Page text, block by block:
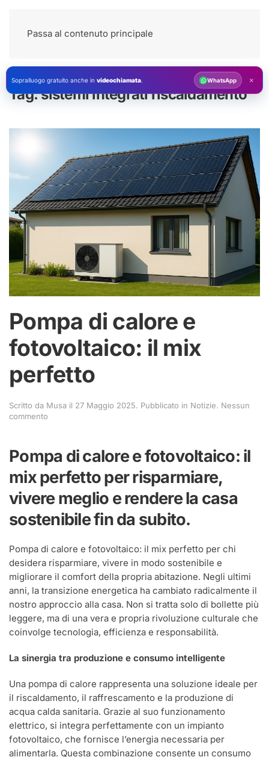
Passa al contenuto principale
Tag:sistemi integrati riscaldamento
Pompa di calore e
fotovoltaico: il mix
perfetto
Scritto da Musa il 27 Maggio 2025. Pubblicato in Notizie. Nessun
commento
e
fotovoltaico:
il
perfetto
Pompa di calore e fotovoltaico: il
mix perfetto per risparmiare,
vivere meglio e rendere la casa
sostenibile fin da subito.
Pompa di calore e fotovoltaico: il mix perfetto per chi
desidera risparmiare, vivere in modo sostenibile e
migliorare il comfort della propria abitazione. Negli ultimi
anni, la transizione energetica ha cambiato radicalmente il
nostro approccio alla casa. Non si tratta solo di bollette più
leggere, ma di una vera e propria rivoluzione culturale che
coinvolge tecnologia, efficienza e responsabilità.
La sinergia tra produzione e consumo intelligente
Una pompa di calore rappresenta una soluzione ideale per
il riscaldamento, il raffrescamento e la produzione di
acqua calda sanitaria. Grazie al suo funzionamento
elettrico, si integra perfettamente con un impianto
fotovoltaico, che fornisce l’energia necessaria per
alimentarla. Questa combinazione consente un consumo
Sopralluogo gratuito anche in videochiamata. WhatsApp ×